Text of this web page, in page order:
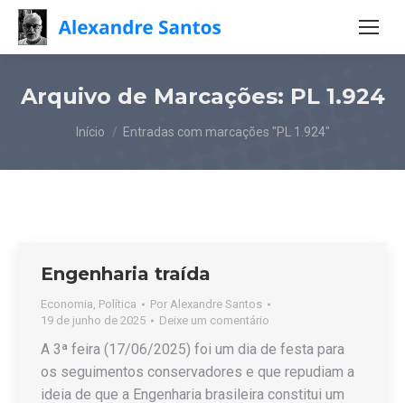
Arquivo de Marcações: PL 1.924
Você está aqui:
Início Entradas com marcações "PL 1.924"
Engenharia traída
Economia, Política Por Alexandre Santos
19 de junho de 2025
Deixe um comentário
A 3ª feira (17/06/2025) foi um dia de festa para
os seguimentos conservadores e que repudiam a
ideia de que a Engenharia brasileira constitui um